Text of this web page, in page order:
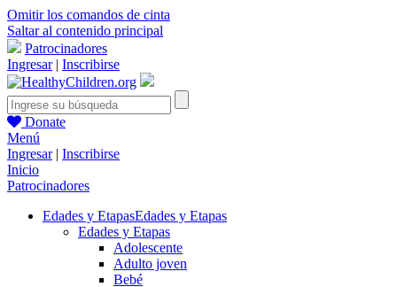
Omitir los comandos de cinta
Saltar al contenido principal
Patrocinadores
Ingresar| Inscribirse
Donate
Menú
Ingresar| Inscribirse
Inicio
Patrocinadores
Edades y EtapasEdades y Etapas
Edades y Etapas
Adolescente
Adulto joven
Bebé